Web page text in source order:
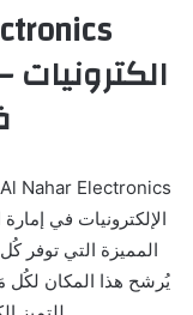
الإلكترونيات في
المميزة التي توفر
يُرشح هذا المكان لكُل